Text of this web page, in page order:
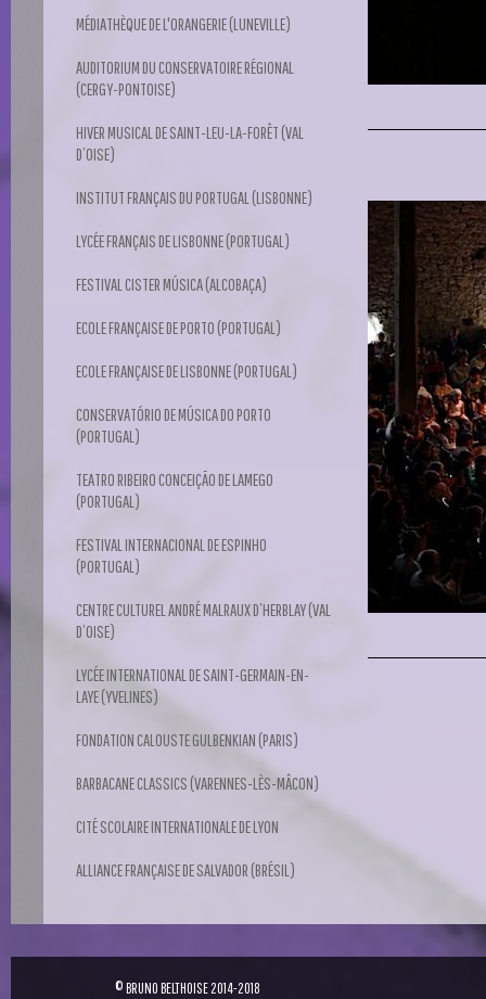
MÉDIATHÈQUE DE L'ORANGERIE (LUNEVILLE)
AUDITORIUM DU CONSERVATOIRE RÉGIONAL
(CERGY-PONTOISE)
HIVER MUSICAL DE SAINT-LEU-LA-FORÊT (VAL
D’OISE)
INSTITUT FRANÇAIS DU PORTUGAL (LISBONNE)
LYCÉE FRANÇAIS DE LISBONNE (PORTUGAL)
FESTIVAL CISTER MÚSICA (ALCOBAÇA)
ECOLE FRANÇAISE DE PORTO (PORTUGAL)
ECOLE FRANÇAISE DE LISBONNE (PORTUGAL)
CONSERVATÓRIO DE MÚSICA DO PORTO
(PORTUGAL)
TEATRO RIBEIRO CONCEIÇÃO DE LAMEGO
(PORTUGAL)
FESTIVAL INTERNACIONAL DE ESPINHO
(PORTUGAL)
CENTRE CULTUREL ANDRÉ MALRAUX D’HERBLAY (VAL
D’OISE)
LYCÉE INTERNATIONAL DE SAINT-GERMAIN-EN-
LAYE (YVELINES)
FONDATION CALOUSTE GULBENKIAN (PARIS)
BARBACANE CLASSICS (VARENNES-LÈS-MÂCON)
CITÉ SCOLAIRE INTERNATIONALE DE LYON
ALLIANCE FRANÇAISE DE SALVADOR (BRÉSIL)
© BRUNO BELTHOISE 2014-2018